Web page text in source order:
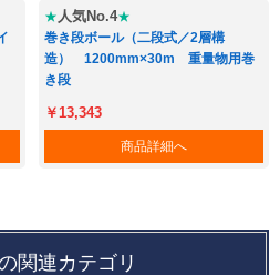
★ 人気No.4★
巻き段ボール（二段式／2層構
造） 1200mm×30m 重量物用巻
き段
￥13,343
商品詳細へ
関連カテゴリ